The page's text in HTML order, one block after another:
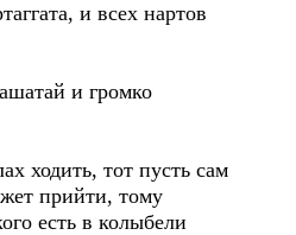
и всех нартов
и громко
ходить, тот пусть сам
прийти, тому
есть в колыбели